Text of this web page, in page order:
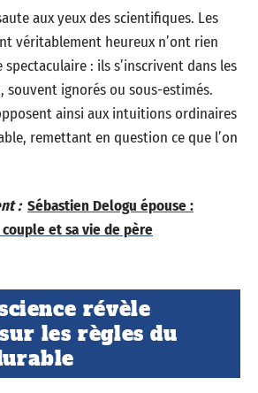
aux yeux des scientifiques. Les
véritablement heureux n’ont rien
spectaculaire : ils s’inscrivent dans les
ignorés ou sous-estimés.
ainsi aux intuitions ordinaires
remettant en question ce que l’on
: Sébastien Delogu épouse :
et sa vie de père
révèle
les règles du